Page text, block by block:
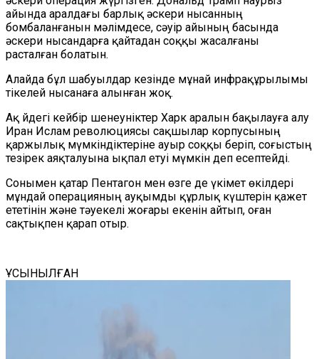
айында аралдағы барлық әскери нысанның
бомбаланғанын мәлімдесе, сәуір айының басында
әскери нысандарға қайтадан соққы жасалғаны
расталған болатын.
Алайда бұл шабуылдар кезінде мұнай инфрақұрылымы
тікелей нысанаға алынған жоқ.
Ақ Үйдегі кейбір шенеуніктер Харк аралын бақылауға алу
Иран Ислам революциясы сақшылар корпусының
қаржылық мүмкіндіктеріне ауыр соққы беріп, соғыстың
тезірек аяқталуына ықпал етуі мүмкін деп есептейді.
Сонымен қатар Пентагон мен өзге де үкімет өкілдері
мұндай операцияның ауқымды құрлық күштерін қажет
ететінін және тәуекелі жоғары екенін айтып, оған
сақтықпен қарап отыр.
ҰСЫНЫЛҒАН